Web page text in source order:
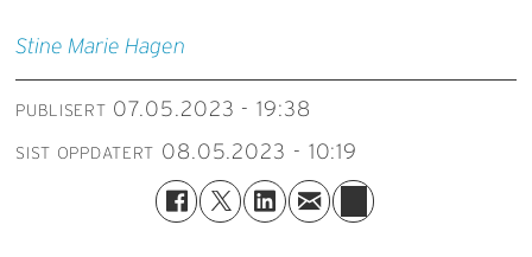
Stine Marie Hagen
PUBLISERT 07.05.2023 - 19:38
SIST OPPDATERT 08.05.2023 - 10:19